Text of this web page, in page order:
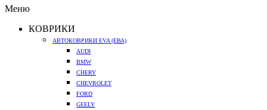
Меню
КОВРИКИ
АВТОКОВРИКИ EVA (ЕВА)
AUDI
BMW
CHERY
CHEVROLET
FORD
GEELY